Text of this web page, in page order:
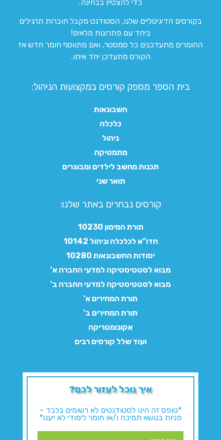
כדי להצטיין בבחינה.
בקורסים הדיגיטליים שלנו, הסטודנט מקבל חוברות תרגילים
ביחד עם פתרונות מלאים!
החומרים מתעדכנים כל סמסטר, ואם מתווסף חומר חדש אז
הקורס מתעדכן יחד איתו.
בית הספר מספק קורסים במקצועות הניהול:
חשבונאות
כלכלה
ניהול
מתמטיקה
תכנות מחשב לילדים ומבוגרים
תואר שני
קורסים נבחרים באתר שלנו:​
תורת המימון 10230
חדו"א לכלכלה וניהול 10142
יסודות החשבונאות 10280
מבוא לסטטיסטיקה למדעי החברה א'
מבוא לסטטיסטיקה למדעי החברה ב'
תורת המחירים א'
תורת המחירים ב'
אקונומטריקה
ועוד שלל קורסים רבים
איך נוכל לעזור לכם?
*טופס זה הינו לסטודנטים לא רשומים בלבד –
פניות בנושא תמיכה ו/או חומר לימודי לא ייענו*